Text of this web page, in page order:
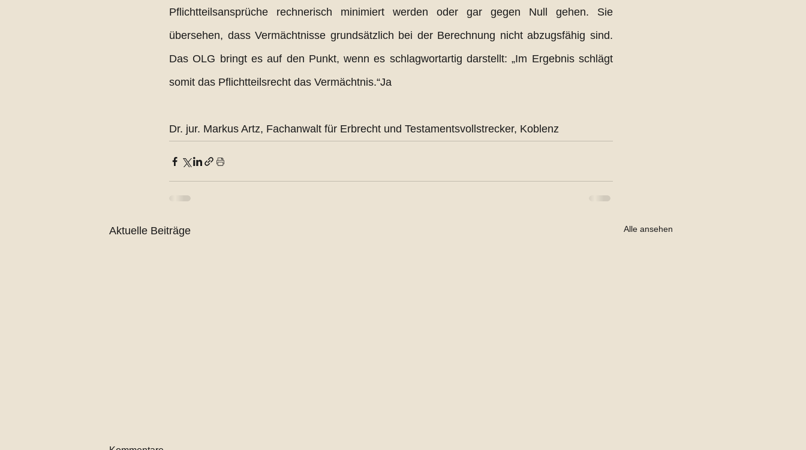
Pflichtteilsansprüche rechnerisch minimiert werden oder gar gegen Null gehen. Sie
übersehen, dass Vermächtnisse grundsätzlich bei der Berechnung nicht abzugsfähig sind.
Das OLG bringt es auf den Punkt, wenn es schlagwortartig darstellt: „Im Ergebnis schlägt
somit das Pflichtteilsrecht das Vermächtnis.“Ja
Dr. jur. Markus Artz, Fachanwalt für Erbrecht und Testamentsvollstrecker, Koblenz
Aktuelle Beiträge Alle ansehen
Keine Anrechnung von